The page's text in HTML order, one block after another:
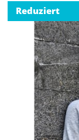
Reduziert